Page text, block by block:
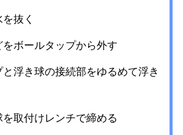
抜く
ボールタップから外す
浮き球の接続部をゆるめて浮き
取付けレンチで締める